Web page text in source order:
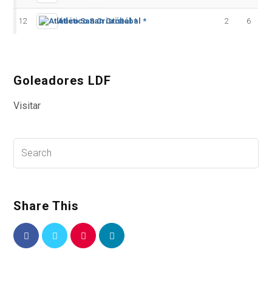
12 Atlético San Cristóbal * 2 6
Goleadores LDF
Visitar
Share This